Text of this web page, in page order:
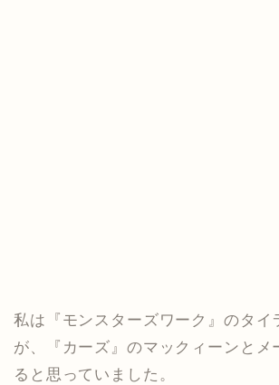
私は『モンスターズワーク』のタイ
が、『カーズ』のマックィーンとメ
ると思っていました。